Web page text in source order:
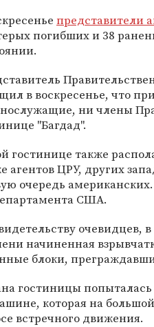
представители
погибших и 38
в воскресенье, что
ни члены
"Багдад".
гостинице также
агентов ЦРУ, других
очередь
США.
очевидцев,
начиненная
блоки,
гостиницы попыталась
которая на
встречного движения.